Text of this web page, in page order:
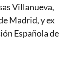
Villanueva,
Madrid, y ex
Española de